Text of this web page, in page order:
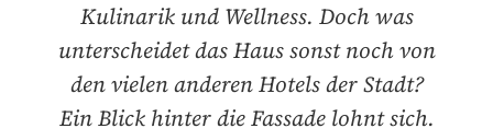
Kulinarik und Wellness. Doch was
unterscheidet das Haus sonst noch von
den vielen anderen Hotels der Stadt?
Ein Blick hinter die Fassade lohnt sich.